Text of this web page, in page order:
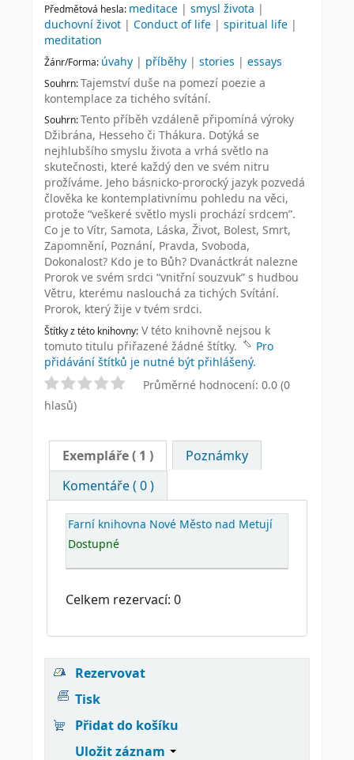
Předmětová hesla: meditace | smysl života |
duchovní život | Conduct of life | spiritual life |
meditation
Žánr/Forma: úvahy | příběhy | stories | essays
Souhrn:Tajemství duše na pomezí poezie a
kontemplace za tichého svítání.
Souhrn:Tento příběh vzdáleně připomíná výroky
Džibrána, Hesseho či Thákura. Dotýká se
nejhlubšího smyslu života a vrhá světlo na
skutečnosti, které každý den ve svém nitru
prožíváme. Jeho básnicko-prorocký jazyk pozvedá
člověka ke kontemplativnímu pohledu na věci,
protože “veškeré světlo mysli prochází srdcem”.
Co je to Vítr, Samota, Láska, Život, Bolest, Smrt,
Zapomnění, Poznání, Pravda, Svoboda,
Dokonalost? Kdo je to Bůh? Dvanáctkrát nalezne
Prorok ve svém srdci “vnitřní souzvuk” s hudbou
Větru, kterému naslouchá za tichých Svítání.
Prorok, který žije v tvém srdci.
Štítky z této knihovny: V této knihovně nejsou k
tomuto titulu přiřazené žádné štítky.
Pro
přidávání štítků je nutné být přihlášený.
Průměrné hodnocení: 0.0 (0
hlasů)
Exempláře( 1 )
Poznámky
Komentáře ( 0 )
Farní knihovna Nové Město nad Metují
Dostupné
Celkem rezervací: 0
Rezervovat
Tisk
Přidat do košíku
Uložit záznam